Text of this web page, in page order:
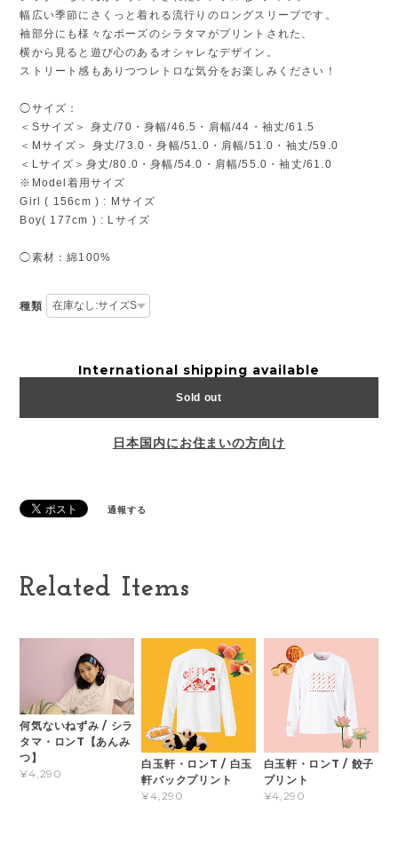
幅広い季節にさくっと着れる流行りのロングスリーブです。
袖部分にも様々なポーズのシラタマがプリントされた、
横から見ると遊び心のあるオシャレなデザイン。
ストリート感もありつつレトロな気分をお楽しみください！
◯サイズ：
＜Sサイズ＞ 身丈/70・身幅/46.5・肩幅/44・袖丈/61.5
＜Mサイズ＞ 身丈/73.0・身幅/51.0・肩幅/51.0・袖丈/59.0
＜Lサイズ＞身丈/80.0・身幅/54.0・肩幅/55.0・袖丈/61.0
※Model着用サイズ
Girl ( 156cm ) : Mサイズ
Boy( 177cm ) : Lサイズ
◯素材：綿100%
種類
International shipping available
Sold out
日本国内にお住まいの方向け
通報する
Related Items
何気ないねずみ / シラ
タマ・ロンT【あんみ
つ】
¥4,290
白玉軒・ロンT / 白玉
軒バックプリント
¥4,290
白玉軒・ロンT / 餃子
プリント
¥4,290